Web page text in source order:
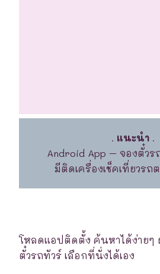
. แนะนำ.
Android App – จองตั๋ว
มีติดเครื่องเช็คเที่ยวรถ
โหลดแอปติดตั้ง ค้นหาได้ง่ายๆ
ตั๋วรถทัวร์ เลือกที่นั่งได้เอง